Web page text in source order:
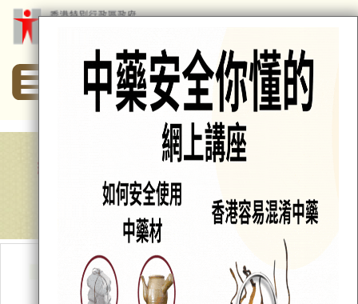
A A A EN
給市民的資訊
給中醫業界的資訊
給中藥業界的資訊